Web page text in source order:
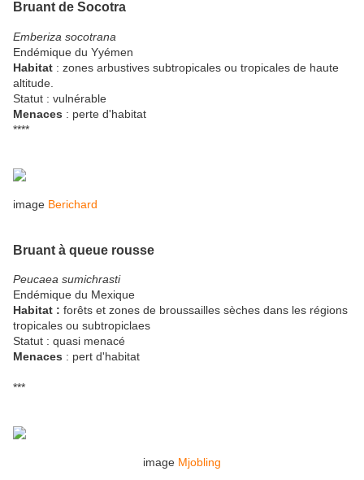
Bruant de Socotra
Emberiza socotrana
Endémique du Yyémen
Habitat : zones arbustives subtropicales ou tropicales de haute
altitude.
Statut : vulnérable
Menaces : perte d'habitat
****
image Berichard
Bruant à queue rousse
Peucaea sumichrasti
Endémique du Mexique
Habitat : forêts et zones de broussailles sèches dans les régions
tropicales ou subtropiclaes
Statut : quasi menacé
Menaces : pert d'habitat
***
image Mjobling